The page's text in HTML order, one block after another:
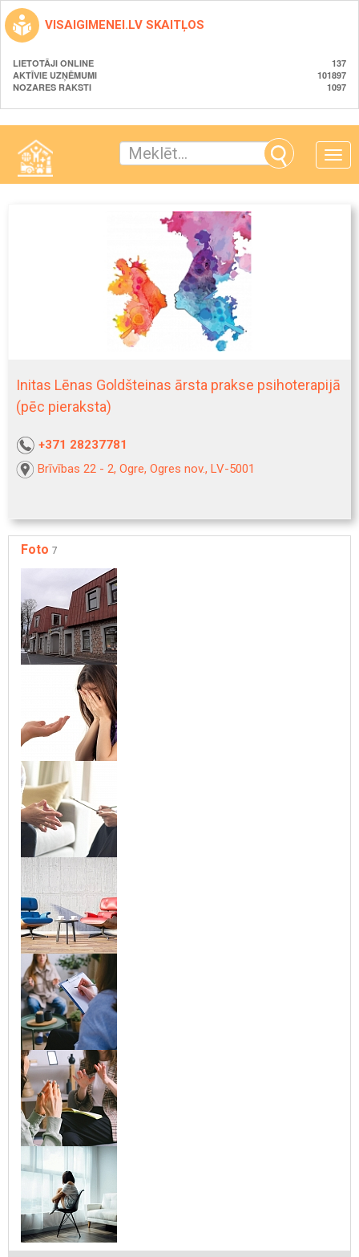
VISAIGIMENEI.LV SKAITĻOS
LIETOTĀJI ONLINE
137
AKTĪVIE UZŅĒMUMI
101897
NOZARES RAKSTI
1097
Toggle
Initas Lēnas Goldšteinas ārsta prakse psihoterapijā
(pēc pieraksta)
+371 28237781
Brīvības 22 - 2, Ogre, Ogres nov., LV-5001
Foto 7